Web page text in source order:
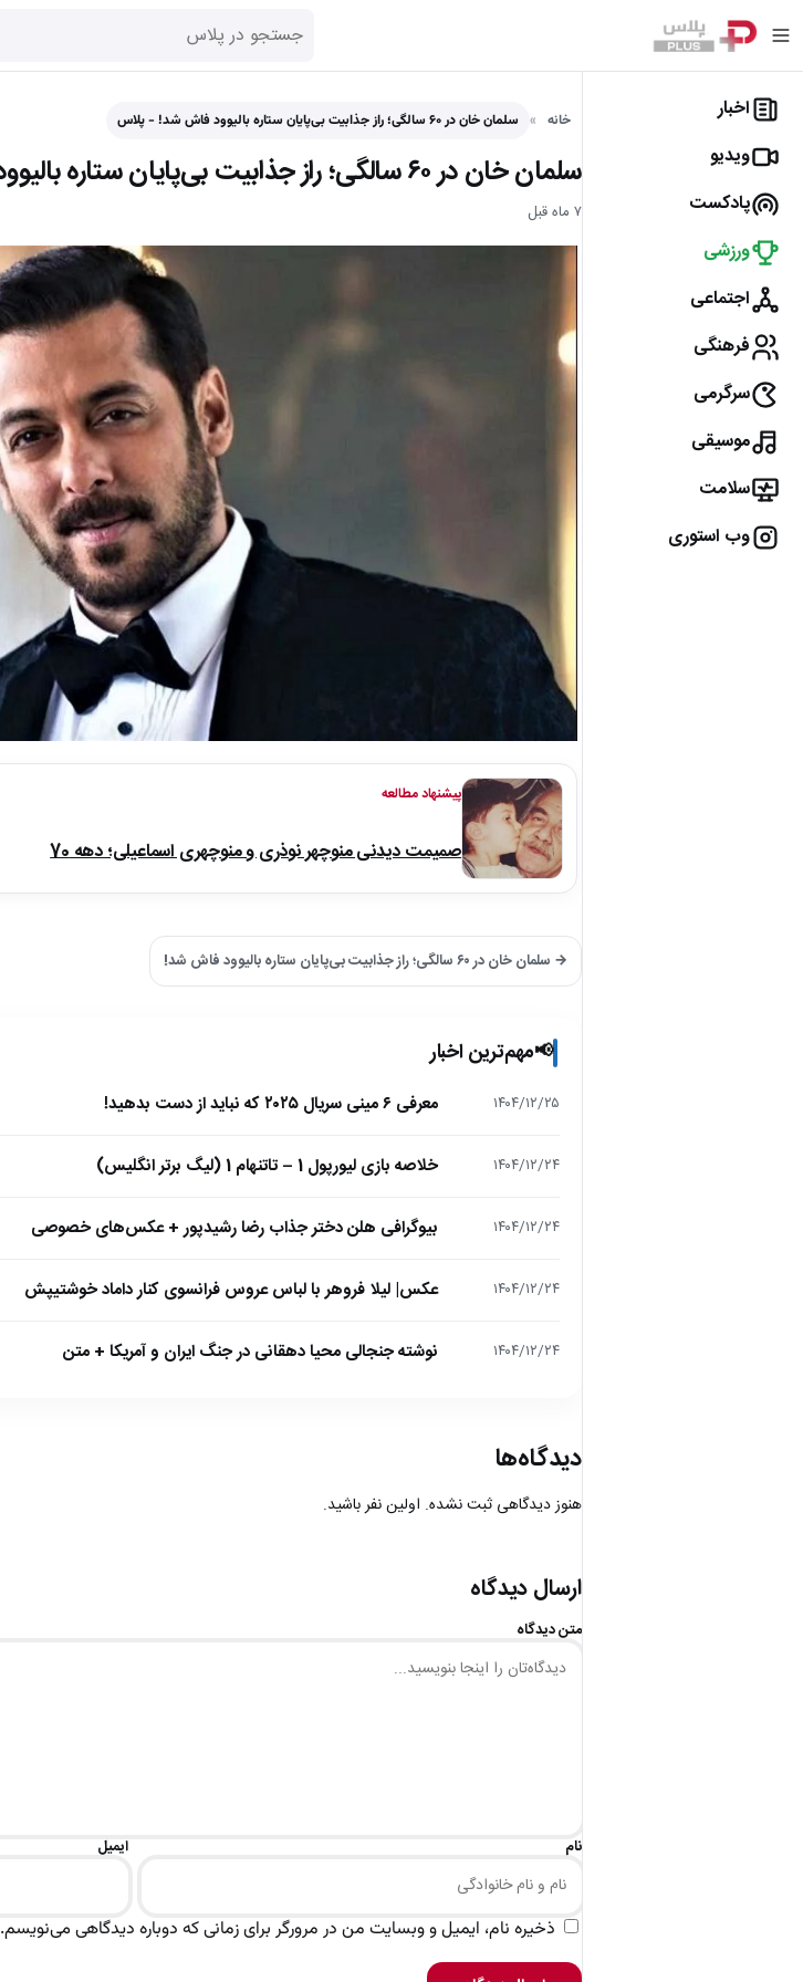
اخبار
ویدیو
پادکست
ورزشی
اجتماعی
فرهنگی
سرگرمی
موسیقی
سلامت
وب استوری
خانه سلمان خان در ۶۰ سالگی؛ راز جذابیت بی‌پایان ستاره بالیوود فاش شد! - پلاس
سلمان خان در ۶۰ سالگی؛ راز جذابیت بی‌پایان ستاره بالیوود فاش شد!
۷ ماه قبل
پیشنهاد مطالعه
صمیمت دیدنی منوچهر نوذری و منوچهری اسماعیلی؛ دهه 70
→ سلمان خان در ۶۰ سالگی؛ راز جذابیت بی‌پایان ستاره بالیوود فاش شد!
📢مهم‌ترین اخبار
۱۴۰۴/۱۲/۲۵ معرفی ۶ مینی سریال ۲۰۲۵ که نباید از دست بدهید!
۱۴۰۴/۱۲/۲۴ خلاصه بازی لیورپول 1 – تاتنهام 1 (لیگ برتر انگلیس)
۱۴۰۴/۱۲/۲۴ بیوگرافی هلن دختر جذاب رضا رشیدپور + عکس‌های خصوصی
۱۴۰۴/۱۲/۲۴ عکس| لیلا فروهر با لباس عروس فرانسوی کنار داماد خوشتیپش
۱۴۰۴/۱۲/۲۴ نوشته جنجالی محیا دهقانی در جنگ ایران و آمریکا + متن
دیدگاه‌ها
هنوز دیدگاهی ثبت نشده. اولین نفر باشید.
ارسال دیدگاه
متن دیدگاه
نام ایمیل
ذخیره نام، ایمیل و وبسایت من در مرورگر برای زمانی که دوباره دیدگاهی می‌نویسم.